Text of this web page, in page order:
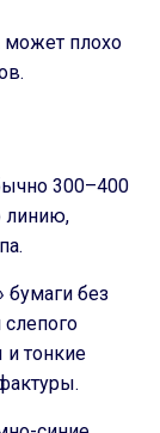
может плохо
300–400
линию,
бумаги без
и тонкие